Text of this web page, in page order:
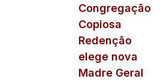
Congregação
Copiosa
Redenção
elege nova
Madre Geral